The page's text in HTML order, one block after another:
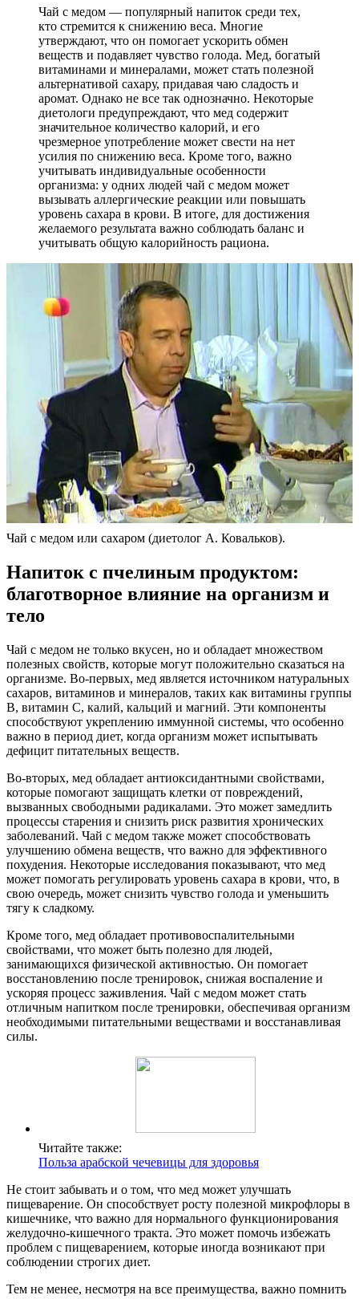
Чай с медом — популярный напиток среди тех,
кто стремится к снижению веса. Многие
утверждают, что он помогает ускорить обмен
веществ и подавляет чувство голода. Мед, богатый
витаминами и минералами, может стать полезной
альтернативой сахару, придавая чаю сладость и
аромат. Однако не все так однозначно. Некоторые
диетологи предупреждают, что мед содержит
значительное количество калорий, и его
чрезмерное употребление может свести на нет
усилия по снижению веса. Кроме того, важно
учитывать индивидуальные особенности
организма: у одних людей чай с медом может
вызывать аллергические реакции или повышать
уровень сахара в крови. В итоге, для достижения
желаемого результата важно соблюдать баланс и
учитывать общую калорийность рациона.
Чай с медом или сахаром (диетолог А. Ковальков).
Напиток с пчелиным продуктом:
благотворное влияние на организм и
тело
Чай с медом не только вкусен, но и обладает множеством
полезных свойств, которые могут положительно сказаться на
организме. Во-первых, мед является источником натуральных
сахаров, витаминов и минералов, таких как витамины группы
B, витамин C, калий, кальций и магний. Эти компоненты
способствуют укреплению иммунной системы, что особенно
важно в период диет, когда организм может испытывать
дефицит питательных веществ.
Во-вторых, мед обладает антиоксидантными свойствами,
которые помогают защищать клетки от повреждений,
вызванных свободными радикалами. Это может замедлить
процессы старения и снизить риск развития хронических
заболеваний. Чай с медом также может способствовать
улучшению обмена веществ, что важно для эффективного
похудения. Некоторые исследования показывают, что мед
может помогать регулировать уровень сахара в крови, что, в
свою очередь, может снизить чувство голода и уменьшить
тягу к сладкому.
Кроме того, мед обладает противовоспалительными
свойствами, что может быть полезно для людей,
занимающихся физической активностью. Он помогает
восстановлению после тренировок, снижая воспаление и
ускоряя процесс заживления. Чай с медом может стать
отличным напитком после тренировки, обеспечивая организм
необходимыми питательными веществами и восстанавливая
силы.
Читайте также:
Польза арабской чечевицы для здоровья
Не стоит забывать и о том, что мед может улучшать
пищеварение. Он способствует росту полезной микрофлоры в
кишечнике, что важно для нормального функционирования
желудочно-кишечного тракта. Это может помочь избежать
проблем с пищеварением, которые иногда возникают при
соблюдении строгих диет.
Тем не менее, несмотря на все преимущества, важно помнить